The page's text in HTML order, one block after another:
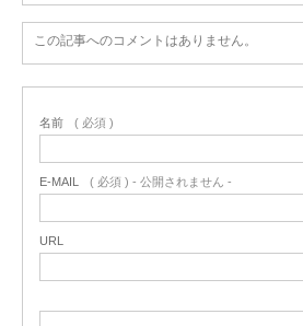
この記事へのコメントはありません。
名前 ( 必須 )
E-MAIL ( 必須 ) - 公開されません -
URL